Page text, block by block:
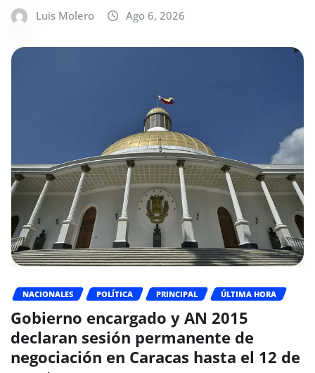
Luis Molero Ago 6, 2026
NACIONALES POLÍTICA PRINCIPAL ÚLTIMA HORA
Gobierno encargado y AN 2015
declaran sesión permanente de
negociación en Caracas hasta el 12 de